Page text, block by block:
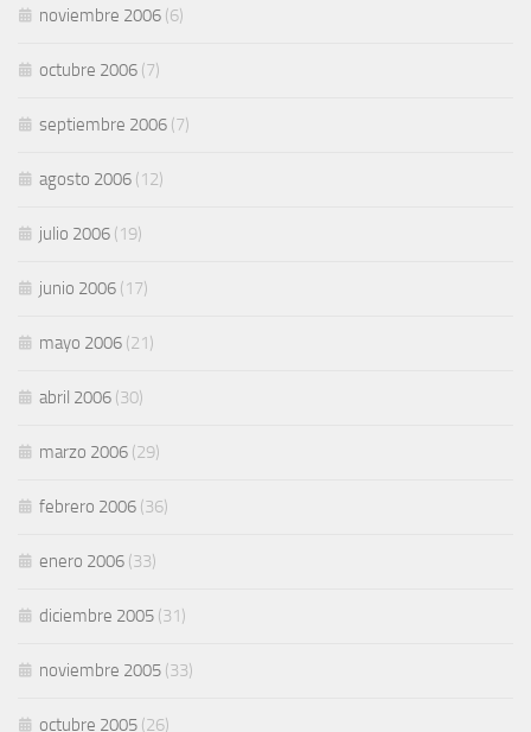
noviembre 2006 (6)
octubre 2006 (7)
septiembre 2006 (7)
agosto 2006 (12)
julio 2006 (19)
junio 2006 (17)
mayo 2006 (21)
abril 2006 (30)
marzo 2006 (29)
febrero 2006 (36)
enero 2006 (33)
diciembre 2005 (31)
noviembre 2005 (33)
octubre 2005 (26)